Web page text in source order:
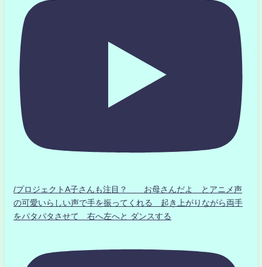
/プロジェクトA子さんも注目？ お母さんだよ とアニメ声
の可愛いらしい声で手を振ってくれる 起き上がりながら両手
をパタパタさせて 右へ左へと ダンスする